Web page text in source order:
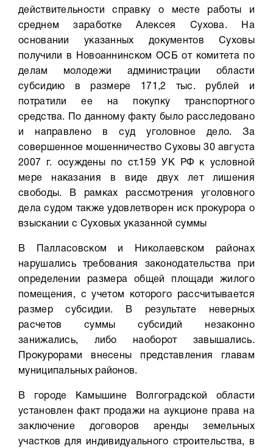
действительности справку о месте работы и
среднем заработке Алексея Сухова. На
основании указанных документов Суховы
получили в Новоаннинском ОСБ от комитета по
делам молодежи администрации области
субсидию в размере 171,2 тыс. рублей и
потратили ее на покупку транспортного
средства. По данному факту было расследовано
и направлено в суд уголовное дело. За
совершенное мошенничество Суховы 30 августа
2007 г. осуждены по ст.159 УК РФ к условной
мере наказания в виде двух лет лишения
свободы. В рамках рассмотрения уголовного
дела судом также удовлетворен иск прокурора о
взыскании с Суховых указанной суммы
В Палласовском и Николаевском районах
нарушались требования законодательства при
определении размера общей площади жилого
помещения, с учетом которого рассчитывается
размер субсидии. В результате неверных
расчетов суммы субсидий незаконно
занижались, либо наоборот завышались.
Прокурорами внесены представления главам
муниципальных районов.
В городе Камышине Волгоградской области
установлен факт продажи на аукционе права на
заключение договоров аренды земельных
участков для индивидуального строительства, в